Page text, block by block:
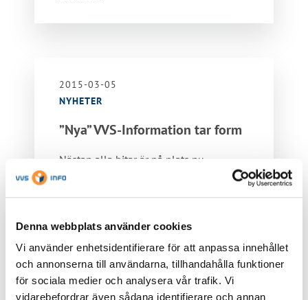
Denna webbplats använder cookies
Vi använder enhetsidentifierare för att anpassa innehållet
och annonserna till användarna, tillhandahålla funktioner
för sociala medier och analysera vår trafik. Vi
vidarebefordrar även sådana identifierare och annan
2015-03-05
NYHETER
”Nya” VVS-Information tar form
Nästan alla bitar är på plats nu.
Ytterligare en pusselbit gällande